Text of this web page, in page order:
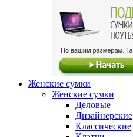
Женские сумки
Женские сумки
Деловые
Дизайнерские
Классические